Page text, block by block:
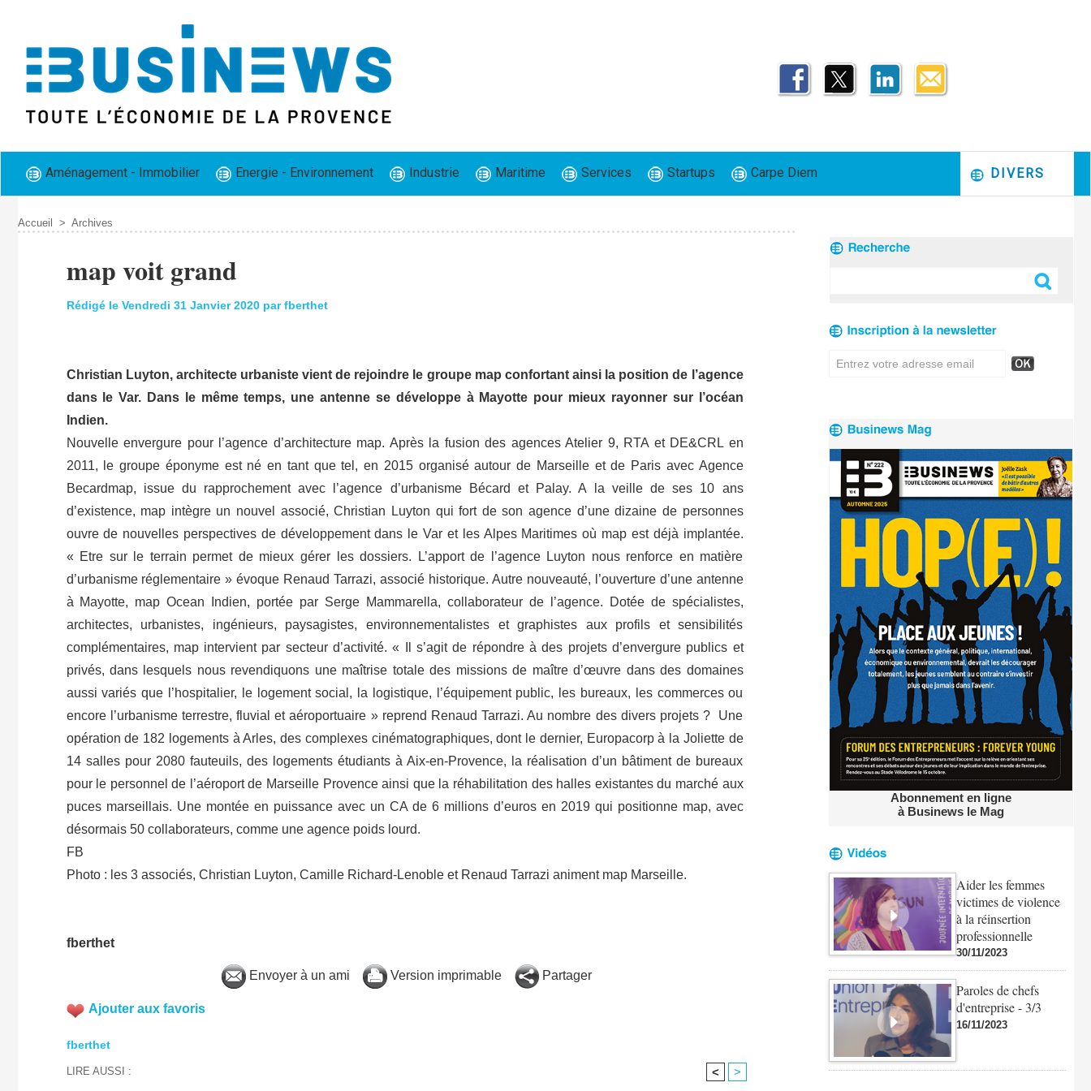
Aménagement - Immobilier Energie - Environnement Industrie Maritime Services Startups Carpe Diem DIVERS
Accueil > Archives
map voit grand
Rédigé le Vendredi 31 Janvier 2020 par fberthet
Christian Luyton, architecte urbaniste vient de rejoindre le groupe map confortant ainsi la position de l’agence
dans le Var. Dans le même temps, une antenne se développe à Mayotte pour mieux rayonner sur l’océan
Indien.
Nouvelle envergure pour l’agence d’architecture map. Après la fusion des agences Atelier 9, RTA et DE&CRL en
2011, le groupe éponyme est né en tant que tel, en 2015 organisé autour de Marseille et de Paris avec Agence
Becardmap, issue du rapprochement avec l’agence d’urbanisme Bécard et Palay. A la veille de ses 10 ans
d’existence, map intègre un nouvel associé, Christian Luyton qui fort de son agence d’une dizaine de personnes
ouvre de nouvelles perspectives de développement dans le Var et les Alpes Maritimes où map est déjà implantée.
« Etre sur le terrain permet de mieux gérer les dossiers. L’apport de l’agence Luyton nous renforce en matière
d’urbanisme réglementaire » évoque Renaud Tarrazi, associé historique. Autre nouveauté, l’ouverture d’une antenne
à Mayotte, map Ocean Indien, portée par Serge Mammarella, collaborateur de l’agence. Dotée de spécialistes,
architectes, urbanistes, ingénieurs, paysagistes, environnementalistes et graphistes aux profils et sensibilités
complémentaires, map intervient par secteur d’activité. « Il s’agit de répondre à des projets d’envergure publics et
privés, dans lesquels nous revendiquons une maîtrise totale des missions de maître d’œuvre dans des domaines
aussi variés que l’hospitalier, le logement social, la logistique, l’équipement public, les bureaux, les commerces ou
encore l’urbanisme terrestre, fluvial et aéroportuaire » reprend Renaud Tarrazi. Au nombre des divers projets ? Une
opération de 182 logements à Arles, des complexes cinématographiques, dont le dernier, Europacorp à la Joliette de
14 salles pour 2080 fauteuils, des logements étudiants à Aix-en-Provence, la réalisation d’un bâtiment de bureaux
pour le personnel de l’aéroport de Marseille Provence ainsi que la réhabilitation des halles existantes du marché aux
puces marseillais. Une montée en puissance avec un CA de 6 millions d’euros en 2019 qui positionne map, avec
désormais 50 collaborateurs, comme une agence poids lourd.
FB
Photo : les 3 associés, Christian Luyton, Camille Richard-Lenoble et Renaud Tarrazi animent map Marseille.
fberthet
Envoyer à un ami Version imprimable Partager
Ajouter aux favoris
fberthet
LIRE AUSSI : < >
Abonnement en ligne
à Businews le Mag
Aider les femmes
victimes de violence
à la réinsertion
professionnelle
30/11/2023
Paroles de chefs
d'entreprise - 3/3
16/11/2023